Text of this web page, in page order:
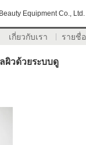
Equipment Co., Ltd.
เกี่ยวกับเรา รายชื่
ผิวด้วยระบบดู